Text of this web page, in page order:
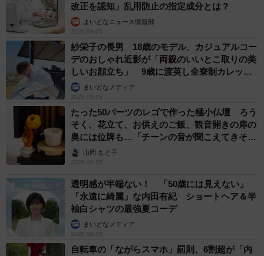
改正を認知」乱用防止の指定成分とは？
まいどなニュース情報部
2026.08.05
紗栄子の長男 18歳のモデル、カジュアルコー
デのおしゃれ近影が「両親のいいとこ取りの美
しいお顔立ち」 9歳に渡英し全寮制カレッジ
で学ぶまいどなメディア
2026.08.05
たった50パーツのレゴで作った極小仏壇 ろう
そく、花立て、お供えのご飯、観音開きの扉の
奥には位牌も…「チーンの音が聞こえてきそ
う」山岡 もと子
2026.08.05
透明感が半端ない！ 「50歳には見えない」
「永遠に綺麗」な内田有紀 ショートヘア＆半
袖白シャツの最強夏コーデ
まいどなメディア
2026.08.05
自転車の「ながらスマホ」罰則、6割超が「内